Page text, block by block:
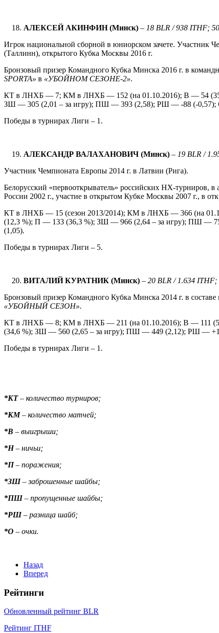
АЛЕКСЕЙ АКИНФИН (Минск) – 18 BLR / 938 ITHF;
Игрок национальной сборной в юниорском зачете. Участник
(Таллинн), открытого Кубка Москвы 2016 г.
Бронзовый призер Командного Кубка Минска 2016 г. в
SPORTA» в «УБОЙНОМ СЕЗОНЕ-2».
КТ в ЛНХБ — 7; КМ в ЛНХБ — 152 (на 01.10.2016); В — 54
ЗШ — 305 (2,01 – за игру); ПШ — 393 (2,58); РШ — -88 (-0,57);
Победы в турнирах Лиги – 1.
АЛЕКСАНДР ВАЛАХАНОВИЧ (Минск) – 19 BLR /
Участник Чемпионата Европы 2014 г. в Латвии (Рига).
Белорусский «первооткрыватель» российских НХ-турниров, в
России 2002 г., участие в открытом Кубке Москвы 2007 г., в
КТ в ЛНХБ — 15 (сезон 2013/2014); КМ в ЛНХБ — 366 (на
(12,3 %); П — 133 (36,3 %); ЗШ — 966 (2,64 – за игру); ПШ —
(1,05).
Победы в турнирах Лиги – 5.
ВИТАЛИЙ КУРАТНИК (Минск) – 20 BLR / 1.634 ITHF;
Бронзовый призер Командного Кубка Минска 2014 г. в
«УБОЙНЫЙ СЕЗОН».
КТ в ЛНХБ — 8; КМ в ЛНХБ — 211 (на 01.10.2016); В — 111
(34,6 %); ЗШ — 560 (2,65 – за игру); ПШ — 449 (2,12); РШ —
Победы в турнирах Лиги – 1.
*КТ– количество турниров;
*КМ– количество матчей;
*В – выигрыши;
*Н– ничьи;
*П– поражения;
*ЗШ– заброшенные шайбы;
*ПШ– пропущенные шайбы;
*РШ– разница шайб;
*О – очки.
Назад
Вперед
Рейтинги
Обновленный рейтинг BLR
Рейтинг ITHF